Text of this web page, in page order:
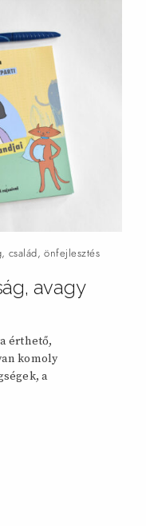
, család,önfejlesztés
avagy
érthető,
komoly
a